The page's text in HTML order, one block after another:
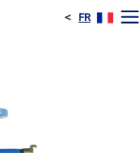
< FR